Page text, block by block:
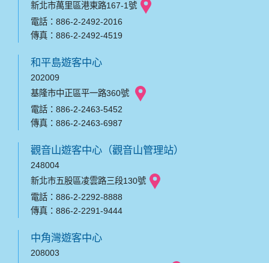
新北市萬里區港東路167-1號
電話：886-2-2492-2016
傳真：886-2-2492-4519
和平島遊客中心
202009
基隆市中正區平一路360號
電話：886-2-2463-5452
傳真：886-2-2463-6987
觀音山遊客中心（觀音山管理站）
248004
新北市五股區凌雲路三段130號
電話：886-2-2292-8888
傳真：886-2-2291-9444
中角灣遊客中心
208003